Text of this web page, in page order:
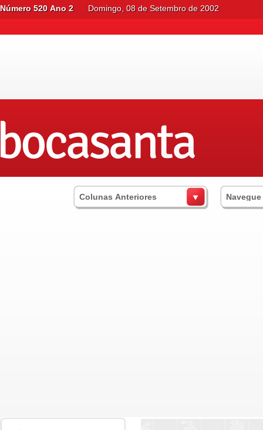
Número 520 Ano 2 Domingo, 08 de Setembro de 2002
Colunas Anteriores